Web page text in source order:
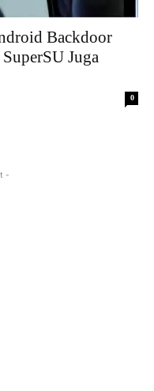
Backdoor
Juga
0
-